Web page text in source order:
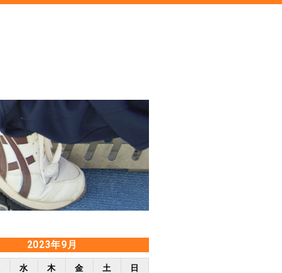
2023年9月
水 木 金 土 日